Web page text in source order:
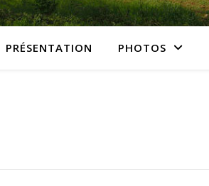
PRÉSENTATION PHOTOS